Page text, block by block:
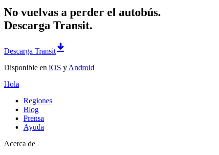
No vuelvas a perder el autobús.
Descarga Transit.
Descarga Transit
Disponible en iOS y Android
Hola
Regiones
Blog
Prensa
Ayuda
Acerca de